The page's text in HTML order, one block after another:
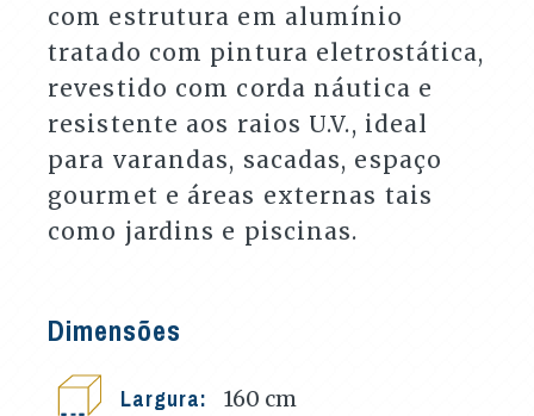
com estrutura em alumínio
tratado com pintura eletrostática,
revestido com corda náutica e
resistente aos raios U.V., ideal
para varandas, sacadas, espaço
gourmet e áreas externas tais
como jardins e piscinas.
Dimensões
Largura: 160 cm